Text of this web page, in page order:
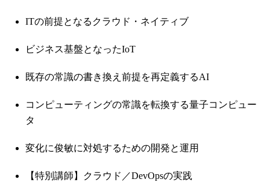
ITの前提となるクラウド・ネイティブ
ビジネス基盤となったIoT
既存の常識の書き換え前提を再定義するAI
コンピューティングの常識を転換する量子コンピュー
タ
変化に俊敏に対処するための開発と運用
【特別講師】クラウド／DevOpsの実践